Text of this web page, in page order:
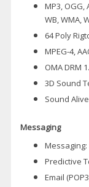
MP3, OGG,
WB, WMA,
64 Poly
MPEG-4,
OMA DRM
3D Sound
Sound
Messaging
Messaging:
Predictive
Email